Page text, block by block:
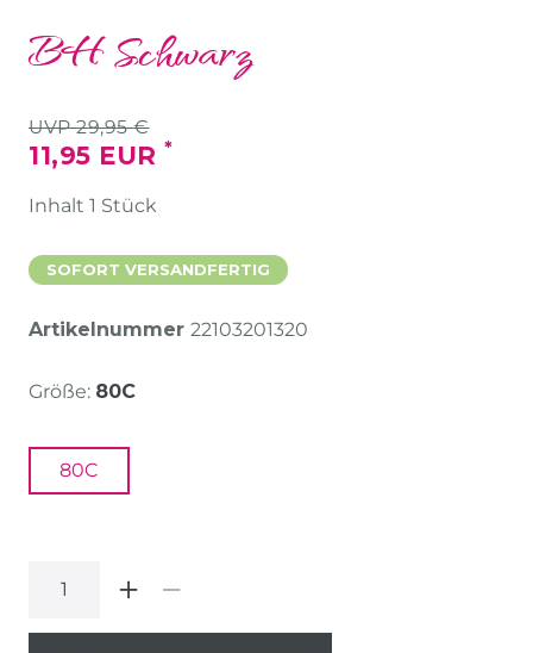
BH Schwarz
UVP 29,95 €
11,95 EUR *
Inhalt 1 Stück
SOFORT VERSANDFERTIG
Artikelnummer 22103201320
Größe: 80C
80C